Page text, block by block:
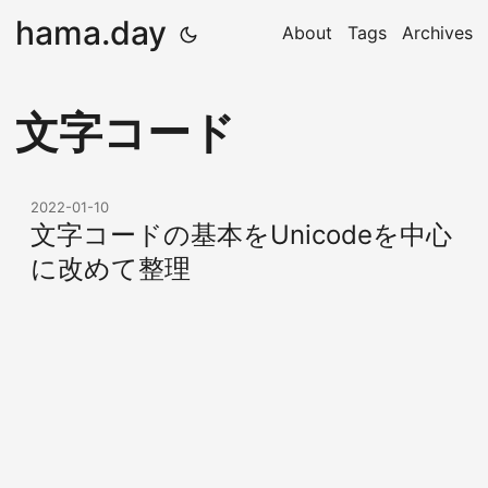
hama.day About Tags Archives
文字コード
2022-01-10
文字コードの基本をUnicodeを中心
に改めて整理